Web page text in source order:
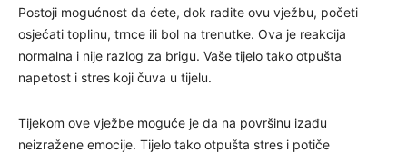
Postoji mogućnost da ćete, dok radite ovu vježbu, početi
osjećati toplinu, trnce ili bol na trenutke. Ova je reakcija
normalna i nije razlog za brigu. Vaše tijelo tako otpušta
napetost i stres koji čuva u tijelu.
Tijekom ove vježbe moguće je da na površinu izađu
neizražene emocije. Tijelo tako otpušta stres i potiče